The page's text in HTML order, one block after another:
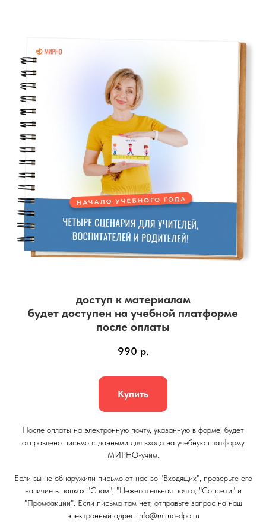
доступ к материалам
будет доступен на учебной платформе
после оплаты
990 р.
Купить
После оплаты на электронную почту, указанную в форме, будет
отправлено письмо с данными для входа на учебную платформу
МИРНО-учим.
‌Если вы не обнаружили письмо от нас во "Входящих", проверьте его
наличие в папках "Спам", "Нежелательная почта, "Соцсети" и
"Промоакции". Если письма там нет, отправьте запрос на наш
электронный адрес info@mirno-dpo.ru